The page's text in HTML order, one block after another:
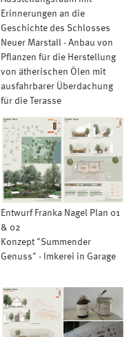
Erinnerungen an die
Geschichte des Schlosses
Neuer Marstall - Anbau von
Pflanzen für die Herstellung
von ätherischen Ölen mit
ausfahrbarer Überdachung
für die Terasse
Entwurf Franka Nagel Plan 01
& 02
Konzept "Summender
Genuss" - Imkerei in Garage